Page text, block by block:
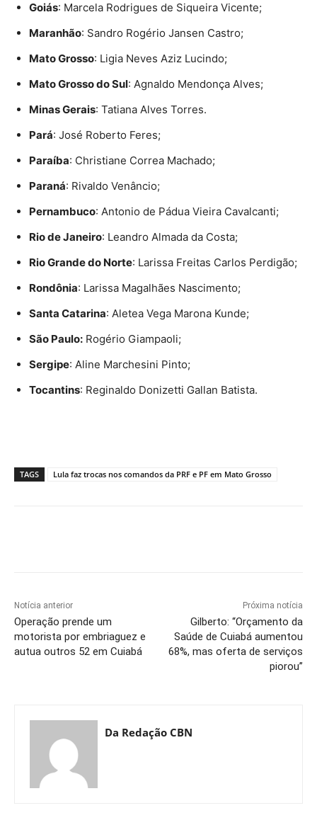
Goiás: Marcela Rodrigues de Siqueira Vicente;
Maranhão: Sandro Rogério Jansen Castro;
Mato Grosso: Ligia Neves Aziz Lucindo;
Mato Grosso do Sul: Agnaldo Mendonça Alves;
Minas Gerais: Tatiana Alves Torres.
Pará: José Roberto Feres;
Paraíba: Christiane Correa Machado;
Paraná: Rivaldo Venâncio;
Pernambuco: Antonio de Pádua Vieira Cavalcanti;
Rio de Janeiro: Leandro Almada da Costa;
Rio Grande do Norte: Larissa Freitas Carlos Perdigão;
Rondônia: Larissa Magalhães Nascimento;
Santa Catarina: Aletea Vega Marona Kunde;
São Paulo: Rogério Giampaoli;
Sergipe: Aline Marchesini Pinto;
Tocantins: Reginaldo Donizetti Gallan Batista.
TAGS Lula faz trocas nos comandos da PRF e PF em Mato Grosso
Notícia anterior
Operação prende um
motorista por embriaguez e
autua outros 52 em Cuiabá
Próxima notícia
Gilberto: “Orçamento da
Saúde de Cuiabá aumentou
68%, mas oferta de serviços
piorou”
Da Redação CBN